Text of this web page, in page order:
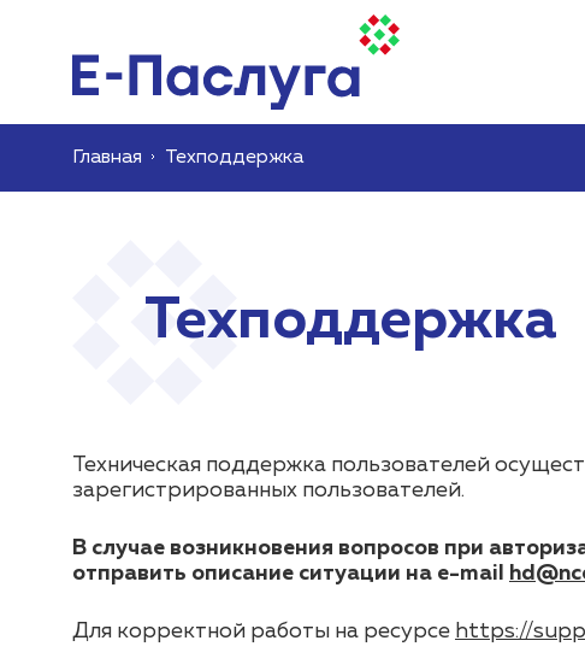
Главная Техподдержка
Техподдержка
Техническая поддержка пользователей
зарегистрированных пользователей.
В случае возникновения вопросов при
отправить описание ситуации на e-mail
Для корректной работы на ресурсе https://